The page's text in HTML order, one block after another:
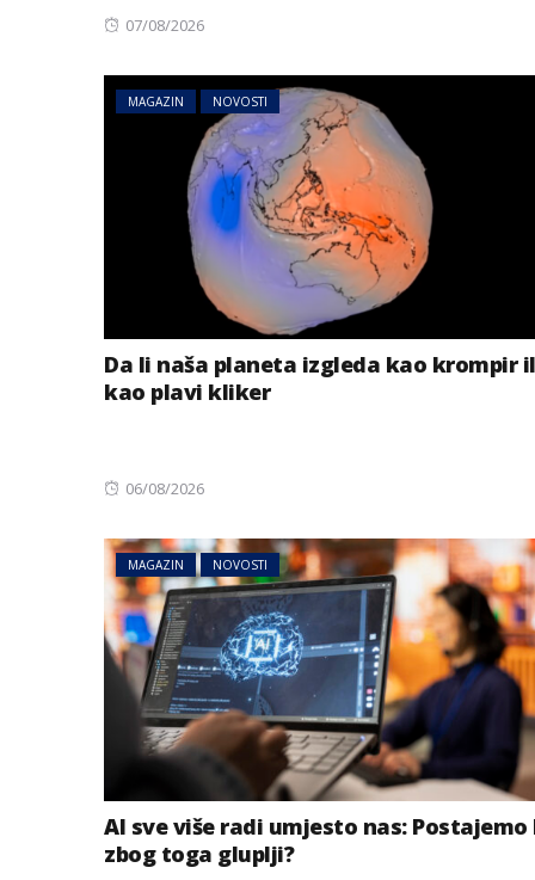
Posted
07/08/2026
MAGAZIN NOVOSTI
Da li naša planeta izgleda kao krompir
kao plavi kliker
Posted
06/08/2026
MAGAZIN NOVOSTI
AI sve više radi umjesto nas: Postajemo
zbog toga gluplji?